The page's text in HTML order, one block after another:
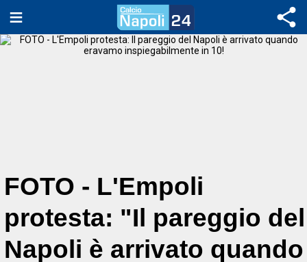
FOTO - L'Empoli
protesta: "Il pareggio del
Napoli è arrivato quando